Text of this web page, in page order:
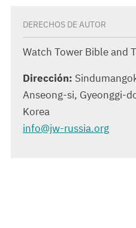
DERECHOS DE AUTOR
Watch Tower Bible and
Dirección:
Anseong-si, Gyeonggi-
Korea
info@jw-russia.org